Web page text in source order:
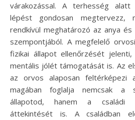
várakozással. A terhesség
lépést gondosan
rendkívül meghatározó az anya
szempontjából. A megfelelő
fizikai állapot ellenőrzését
mentális jólét támogatását is. Az
az orvos alaposan feltérképezi
magában foglalja nemcsak a
állapotod, hanem a családi
áttekintését is. A családban